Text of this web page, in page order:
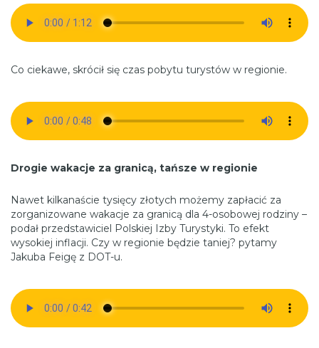
Co ciekawe, skrócił się czas pobytu turystów w regionie.
Drogie wakacje za granicą, tańsze w regionie
Nawet kilkanaście tysięcy złotych możemy zapłacić za
zorganizowane wakacje za granicą dla 4-osobowej rodziny –
podał przedstawiciel Polskiej Izby Turystyki. To efekt
wysokiej inflacji. Czy w regionie będzie taniej? pytamy
Jakuba Feigę z DOT-u.